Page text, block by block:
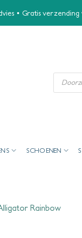
• Gratis verzending
zoeken
SCHOENEN
Rainbow